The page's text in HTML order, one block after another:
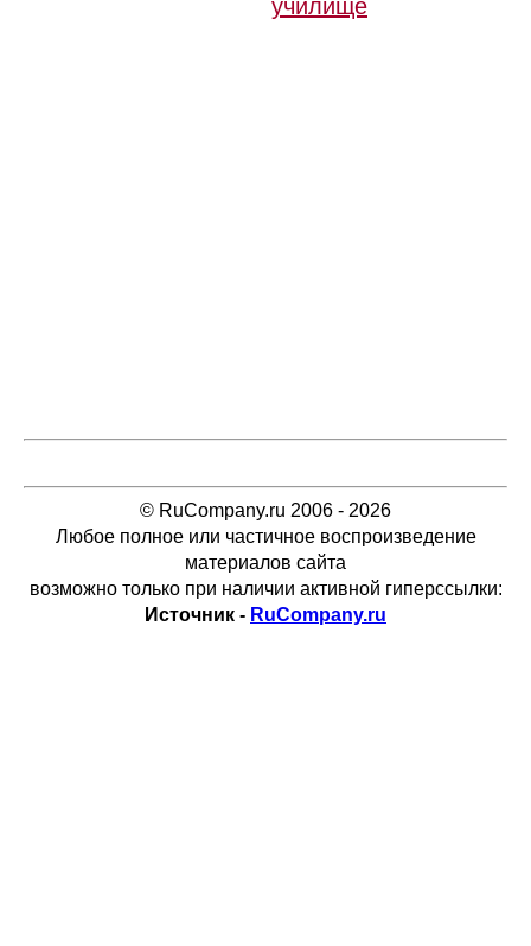
училище
© RuCompany.ru 2006 - 2026
Любое полное или частичное воспроизведение
материалов сайта
возможно только при наличии активной гиперссылки:
Источник - RuCompany.ru